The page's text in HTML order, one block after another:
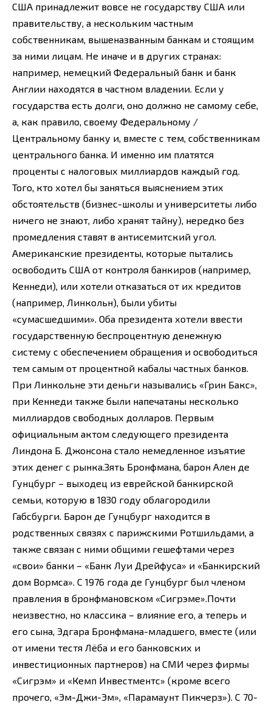
США принадлежит вовсе не государству США или
правительству, а нескольким частным
собственникам, вышеназванным банкам и стоящим
за ними лицам. Не иначе и в других странах:
например, немецкий Федеральный банк и банк
Англии находятся в частном владении. Если у
государства есть долги, оно должно не самому себе,
а, как правило, своему Федеральному /
Центральному банку и, вместе с тем, собственникам
центрального банка. И именно им платятся
проценты с налоговых миллиардов каждый год.
Того, кто хотел бы заняться выяснением этих
обстоятельств (бизнес-школы и университеты либо
ничего не знают, либо хранят тайну), нередко без
промедления ставят в антисемитский угол.
Американские президенты, которые пытались
освободить США от контроля банкиров (например,
Кеннеди), или хотели отказаться от их кредитов
(например, Линкольн), были убиты
«сумасшедшими». Оба президента хотели ввести
государственную беспроцентную денежную
систему с обеспечением обращения и освободиться
тем самым от процентной кабалы частных банков.
При Линкольне эти деньги назывались «Грин Бакс»,
при Кеннеди также были напечатаны несколько
миллиардов свободных долларов. Первым
официальным актом следующего президента
Линдона Б. Джонсона стало немедленное изъятие
этих денег с рынка.Зять Бронфмана, барон Ален де
Гунцбург – выходец из еврейской банкирской
семьи, которую в 1830 году облагородили
Габсбурги. Барон де Гунцбург находится в
родственных связях с парижскими Ротшильдами, а
также связан с ними общими гешефтами через
«свои» банки – «Банк Луи Дрейфуса» и «Банкирский
дом Вормса». С 1976 года де Гунцбург был членом
правления в бронфмановском «Сигрэме».Почти
неизвестно, но классика – влияние его, а теперь и
его сына, Эдгара Бронфмана-младшего, вместе (или
от имени тестя Лёба и его банковских и
инвестиционных партнеров) на СМИ через фирмы
«Сигрэм» и «Кемп Инвестментс» (кроме всего
прочего, «Эм-Джи-Эм», «Парамаунт Пикчерз»). С 70-